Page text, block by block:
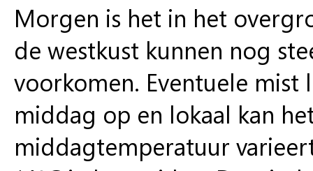
Morgen is het in het
de westkust kunnen nog
voorkomen. Eventuele
middag op en lokaal kan
middagtemperatuur